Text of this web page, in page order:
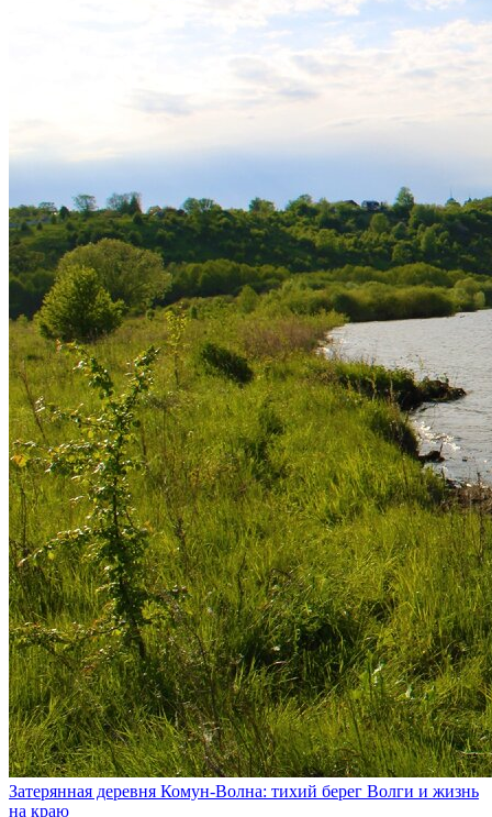
Затерянная деревня Комун-Волна: тихий берег Волги и жизнь
на краю